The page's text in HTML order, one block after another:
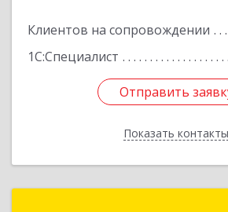
Клиентов на сопровождении
1С:Специалист
Отправить
Показать контакты
Отправить
Назад